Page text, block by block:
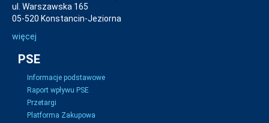
ul. Warszawska 165
05-520 Konstancin-Jeziorna
więcej
PSE
Informacje podstawowe
Raport wpływu PSE
Przetargi
Platforma Zakupowa